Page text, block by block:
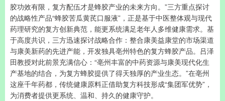
胶功效有限，复方配伍才是蜂胶产业的未来方向。”三方重点探讨
的战略性产品“蜂胶苦瓜黄芪口服液”，正是基于中医整体观与现代
药理研究的复方创新典范，能更系统满足老年人多维健康需求。基
于高度共识，三方迅速探讨战略合作：整合康美益康堂的市场渠道
与康美新药的先进产能，开发独具亳州特色的复方蜂胶产品。吕泽
田教授对此前景充满信心：“亳州丰富的中药资源与康美现代化生
产基地的结合，为复方蜂胶提供了得天独厚的产业生态。”在亳州
这座千年药都，传统健康原料正借助复方科技形成“集团军优势”，
为消费者提供更系统、温和、持久的健康守护。